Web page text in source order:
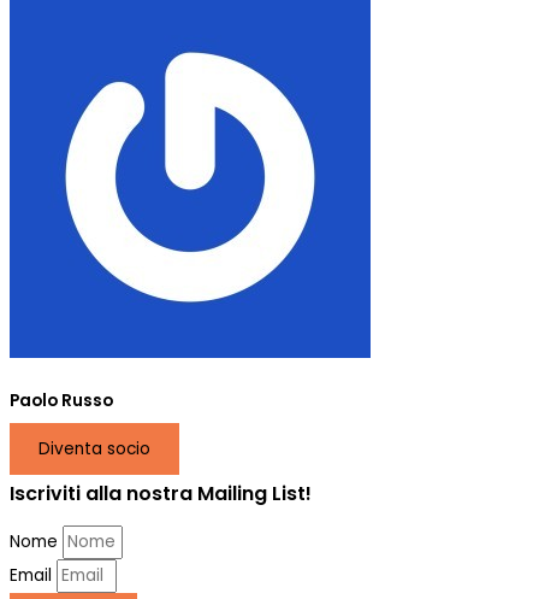
Paolo Russo
Diventa socio
Iscriviti alla nostra Mailing List!
Nome
Email